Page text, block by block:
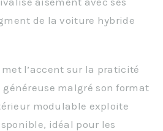
de la voiture hybride
met l’accent sur la praticité
malgré son format
modulable exploite
idéal pour les